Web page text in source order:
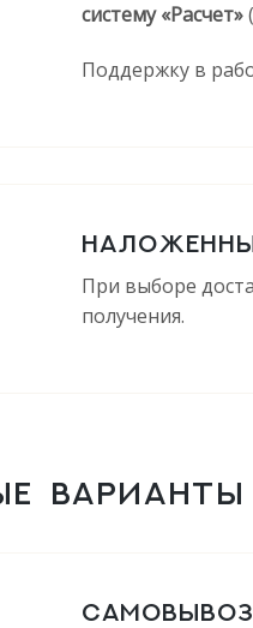
систему «Расчет»(
Поддержку в
При выборе
получения.
ВАРИАНТЫ
САМОВЫВОЗ